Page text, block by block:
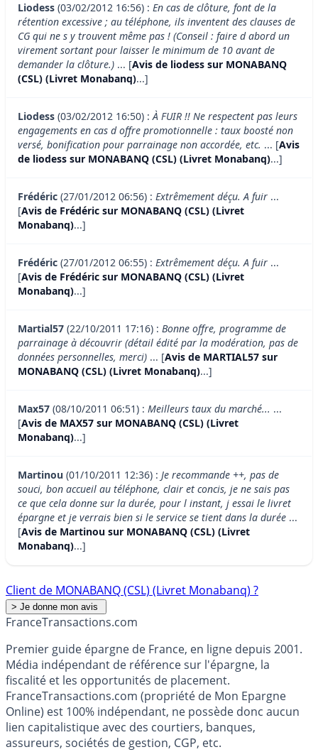
Liodess (03/02/2012 16:56) : En cas de clôture, font de la
rétention excessive ; au téléphone, ils inventent des clauses de
CG qui ne s y trouvent même pas ! (Conseil : faire d abord un
virement sortant pour laisser le minimum de 10 avant de
demander la clôture.) ... [Avis de liodess sur MONABANQ
(CSL) (Livret Monabanq)...]
Liodess (03/02/2012 16:50) :À FUIR !! Ne respectent pas leurs
engagements en cas d offre promotionnelle : taux boosté non
versé, bonification pour parrainage non accordée, etc. ... [Avis
de liodess sur MONABANQ (CSL) (Livret Monabanq)...]
Frédéric (27/01/2012 06:56) : Extrêmement déçu. A fuir ...
[Avis de Frédéric sur MONABANQ (CSL) (Livret
Monabanq)...]
Frédéric (27/01/2012 06:55) : Extrêmement déçu. A fuir ...
[Avis de Frédéric sur MONABANQ (CSL) (Livret
Monabanq)...]
Martial57 (22/10/2011 17:16) : Bonne offre, programme de
parrainage à découvrir (détail édité par la modération, pas de
données personnelles, merci) ... [Avis de MARTIAL57 sur
MONABANQ (CSL) (Livret Monabanq)...]
Max57 (08/10/2011 06:51) : Meilleurs taux du marché... ...
[Avis de MAX57 sur MONABANQ (CSL) (Livret
Monabanq)...]
Martinou (01/10/2011 12:36) : Je recommande ++, pas de
souci, bon accueil au téléphone, clair et concis, je ne sais pas
ce que cela donne sur la durée, pour l instant, j essai le livret
épargne et je verrais bien si le service se tient dans la durée ...
[Avis de Martinou sur MONABANQ (CSL) (Livret
Monabanq)...]
Client de MONABANQ (CSL) (Livret Monabanq) ?
FranceTransactions.com
Premier guide épargne de France, en ligne depuis 2001.
Média indépendant de référence sur l'épargne, la
fiscalité et les opportunités de placement.
FranceTransactions.com (propriété de Mon Epargne
Online) est 100% indépendant, ne possède donc aucun
lien capitalistique avec des courtiers, banques,
assureurs, sociétés de gestion, CGP, etc.